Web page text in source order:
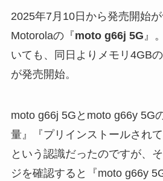
2025年7月10日から発売開始
Motorolaの『moto g66j 5G』
いても、同日よりメモリ4GB
が発売開始。
moto g66j 5Gとmoto g66y 5G
量』『プリインストールされ
という認識だったのですが、
ジを確認すると『moto g66y